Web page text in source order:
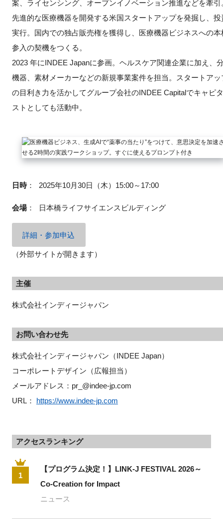
案、ライセンシング、オープンイノベーション推進などを牽引
先進的な医療機器を開発する米国スタートアップを発掘し、投
実行。国内での独占販売権を獲得し、医療機器ビジネスへの本
参入の契機をつくる。
2023 年にINDEE Japanに参画。ヘルスケア関連企業に加え、
機器、素材メーカーなどの新規事業案件を担当。スタートアッ
の目利き力を活かしてグループ会社のINDEE Capitalでキャピ
ストとしても活動中。
日時： 2025年10月30日（木）15:00～17:00
会場： 日本橋ライフサイエンスビルディング
詳細・参加申込
（外部サイトが開きます）
主催
株式会社インディージャパン
お問い合わせ先
株式会社インディージャパン（INDEE Japan）
コーポレートデザイン（広報担当）
メールアドレス：pr_@indee-jp.com
URL： https://www.indee-jp.com
アクセスランキング
1
【プログラム決定！】LINK-J FESTIVAL 2026～
Co-Creation for Impact
ニュース